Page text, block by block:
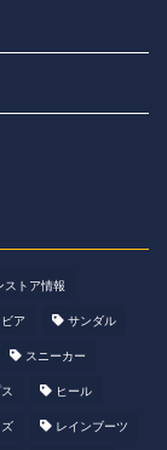
ストア情報
ア サンダル
スニーカー
ヒール
ズ レインブーツ